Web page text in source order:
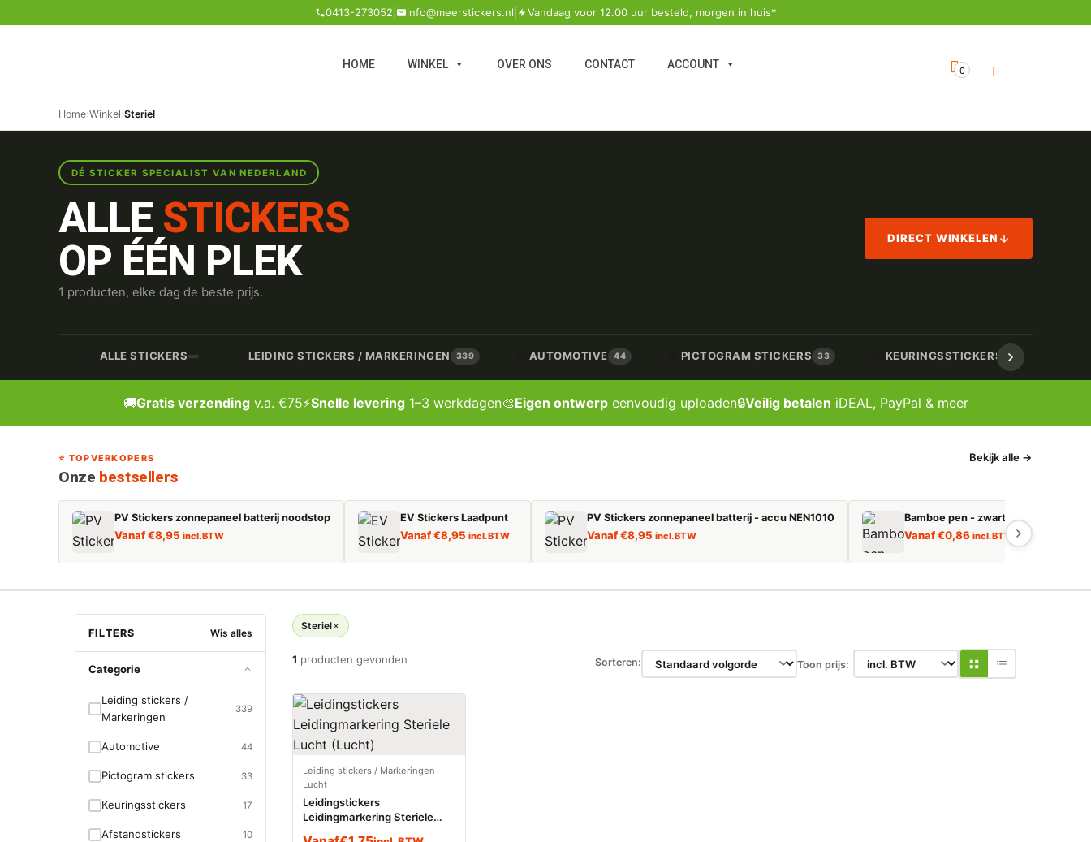
0413-273052 info@meerstickers.nl Vandaag voor 12.00 uur besteld, morgen in huis*
HOME WINKEL OVER ONS CONTACT ACCOUNT 0
Home›Winkel›Steriel
DÉ STICKER SPECIALIST VAN NEDERLAND
ALLE STICKERS
OP ÉÉN PLEK
1 producten, elke dag de beste prijs.
DIRECT WINKELEN
ALLE STICKERS LEIDING STICKERS / MARKERINGEN 339 AUTOMOTIVE 44 PICTOGRAM STICKERS 33 KEURINGSSTICKERS 17
🚚Gratis verzendingv.a. €75⚡Snelle levering1–3 werkdagen🎨Eigen ontwerpeenvoudig uploaden🔒Veilig betalen iDEAL, PayPal & meer
⭐ TOPVERKOPERS
Onze bestsellers
Bekijk alle →
PV Stickers zonnepaneel batterij noodstop
Vanaf€8,95 incl. BTW
EV Stickers Laadpunt
Vanaf€8,95 incl. BTW
PV Stickers zonnepaneel batterij - accu NEN1010
Vanaf€8,95 incl. BTW
Bamboe pen - zwart schrijvend
Vanaf€0,86 incl. BTW
FILTERS Wis alles
Categorie
Leiding stickers /
Markeringen
339
Automotive 44
Pictogram stickers 33
Keuringsstickers 17
Afstandstickers 10
Steriel
1 producten gevonden Sorteren: Toon prijs:
Leiding stickers / Markeringen ·
Lucht
Leidingstickers
Leidingmarkering Steriele